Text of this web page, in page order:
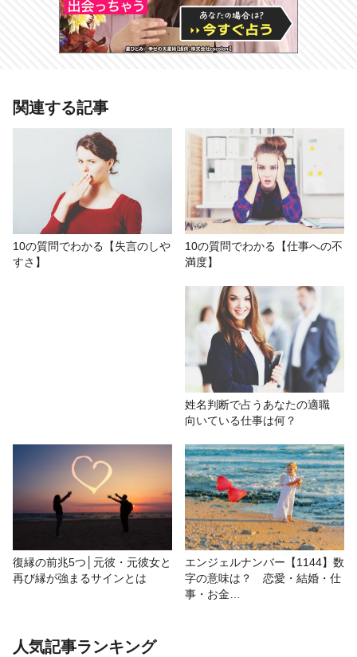
あわせて読みたい記事
10の質問でわかる【仕切りたがり
度】でしゃばってまとめようとして
# 10の質問 # おもしろ # 紅たき # 診断テスト
関連する記事
10の質問でわかる【失言のしや
すさ】
10の質問でわかる【仕事への不
満度】
姓名判断で占うあなたの適職
向いている仕事は何？
復縁の前兆5つ│元彼・元彼女と
再び縁が強まるサインとは
エンジェルナンバー【1144】数
字の意味は？ 恋愛・結婚・仕
事・お金…
人気記事ランキング